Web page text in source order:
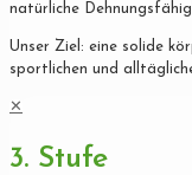
natürliche
Unser Ziel: eine solide
sportlichen und
✕
3. Stufe